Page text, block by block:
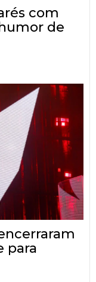
com
de
para